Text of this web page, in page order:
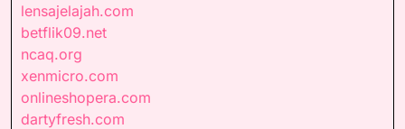
lensajelajah.com
betflik09.net
ncaq.org
xenmicro.com
onlineshopera.com
dartyfresh.com